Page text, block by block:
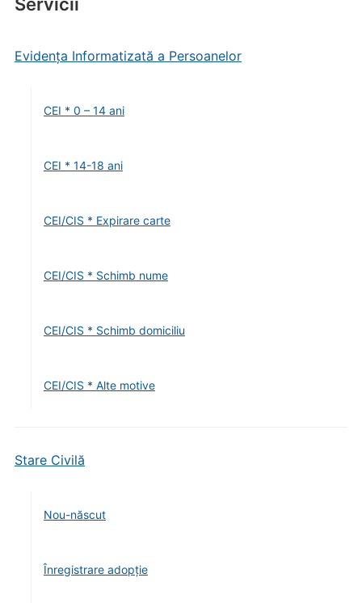
Evidența Informatizată a Persoanelor
CEI * 0 – 14 ani
CEI * 14-18 ani
CEI/CIS * Expirare carte
CEI/CIS * Schimb nume
CEI/CIS * Schimb domiciliu
CEI/CIS * Alte motive
Stare Civilă
Nou-născut
Înregistrare adopție